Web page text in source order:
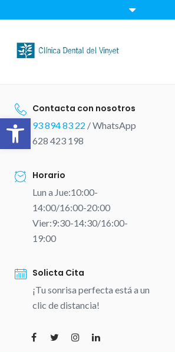
Abrir barra de herramientas
to
Contacta con nosotros
93 894 83 22 / WhatsApp
628 423 198
Horario
Lun a Jue:10:00-
14:00/16:00-20:00
Vier:9:30-14:30/16:00-
19:00
Solicta Cita
¡Tu sonrisa perfecta está a un
clic de distancia!